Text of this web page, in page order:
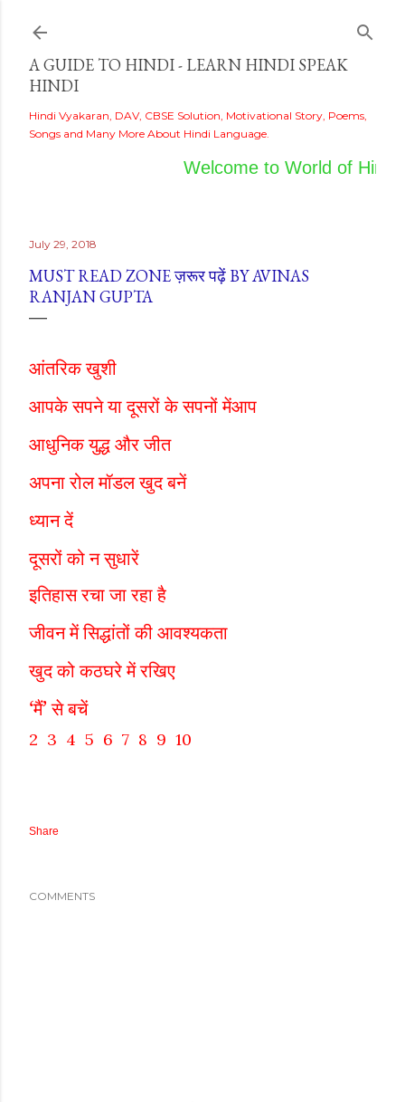
A GUIDE TO HINDI - LEARN HINDI SPEAK
HINDI
Hindi Vyakaran, DAV, CBSE Solution, Motivational Story, Poems,
Songs and Many More About Hindi Language.
Welcome to World of Hindi
July 29, 2018
MUST READ ZONE ज़रूर पढ़ें BY AVINAS
RANJAN GUPTA
आंतरिक खुशी
आपके सपने या दूसरों के सपनों मेंआप
आधुनिक युद्ध और जीत
अपना रोल मॉडल खुद बनें
ध्यान दें
दूसरों को न सुधारें
इतिहास रचा जा रहा है
जीवन में सिद्धांतों की आवश्यकता
खुद को कठघरे में रखिए
‘मैं’से बचें
2 3 4 5 6 7 8 9 10
Share
COMMENTS